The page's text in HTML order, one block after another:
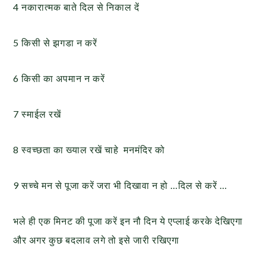
4 नकारात्मक बाते दिल से निकाल दें
5 किसी से झगडा न करें
6 किसी का अपमान न करें
7 स्माईल रखें
8 स्वच्छता का ख्याल रखें चाहे मनमंदिर को
9 सच्चे मन से पूजा करें जरा भी दिखावा न हो …दिल से करें …
भले ही एक मिनट की पूजा करें इन नौ दिन ये एप्लाई करके देखिएगा
और अगर कुछ बदलाव लगे तो इसे जारी रखिएगा